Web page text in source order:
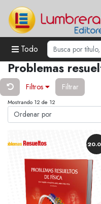
Todo
Problemas
Filtros Filtrar
Mostrando 12 de 12
-